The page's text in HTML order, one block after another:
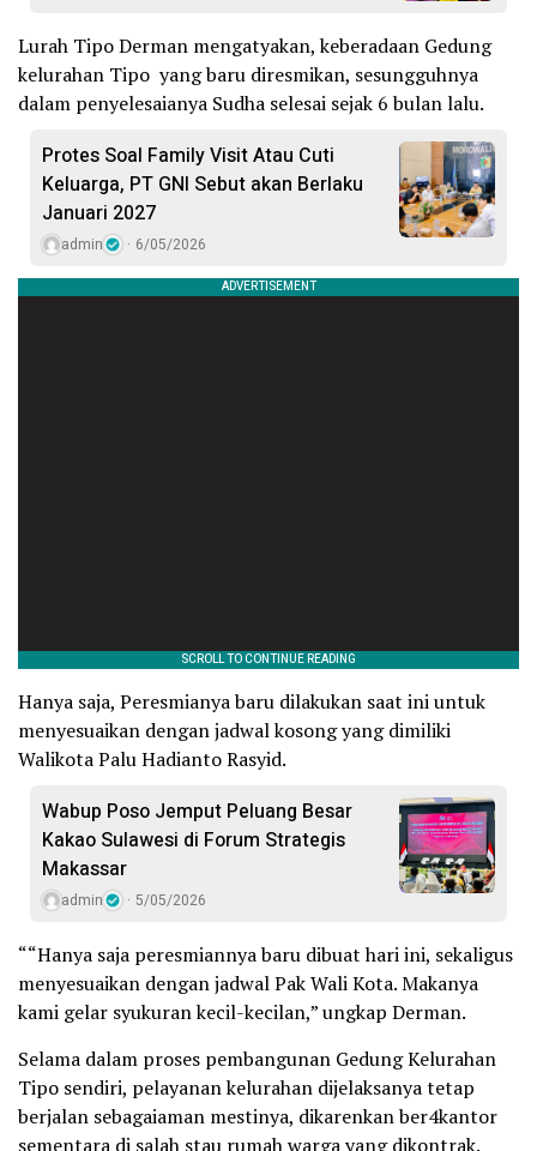
Lurah Tipo Derman mengatyakan, keberadaan Gedung
kelurahan Tipo yang baru diresmikan, sesungguhnya
dalam penyelesaianya Sudha selesai sejak 6 bulan lalu.
Protes Soal Family Visit Atau Cuti
Keluarga, PT GNI Sebut akan Berlaku
Januari 2027
admin 6/05/2026
Hanya saja, Peresmianya baru dilakukan saat ini untuk
menyesuaikan dengan jadwal kosong yang dimiliki
Walikota Palu Hadianto Rasyid.
Wabup Poso Jemput Peluang Besar
Kakao Sulawesi di Forum Strategis
Makassar
admin 5/05/2026
““Hanya saja peresmiannya baru dibuat hari ini, sekaligus
menyesuaikan dengan jadwal Pak Wali Kota. Makanya
kami gelar syukuran kecil-kecilan,” ungkap Derman.
Selama dalam proses pembangunan Gedung Kelurahan
Tipo sendiri, pelayanan kelurahan dijelaksanya tetap
berjalan sebagaiaman mestinya, dikarenkan ber4kantor
sementara di salah stau rumah warga yang dikontrak.